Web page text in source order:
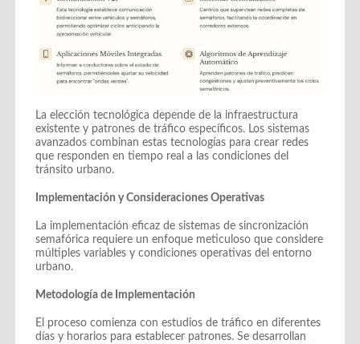
La elección tecnológica depende de la infraestructura
existente y patrones de tráfico específicos. Los sistemas
avanzados combinan estas tecnologías para crear redes
que responden en tiempo real a las condiciones del
tránsito urbano.
Implementación y Consideraciones Operativas
La implementación eficaz de sistemas de sincronización
semafórica requiere un enfoque meticuloso que considere
múltiples variables y condiciones operativas del entorno
urbano.
Metodología de Implementación
El proceso comienza con estudios de tráfico en diferentes
días y horarios para establecer patrones. Se desarrollan